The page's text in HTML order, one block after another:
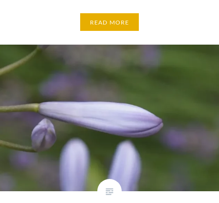
READ MORE